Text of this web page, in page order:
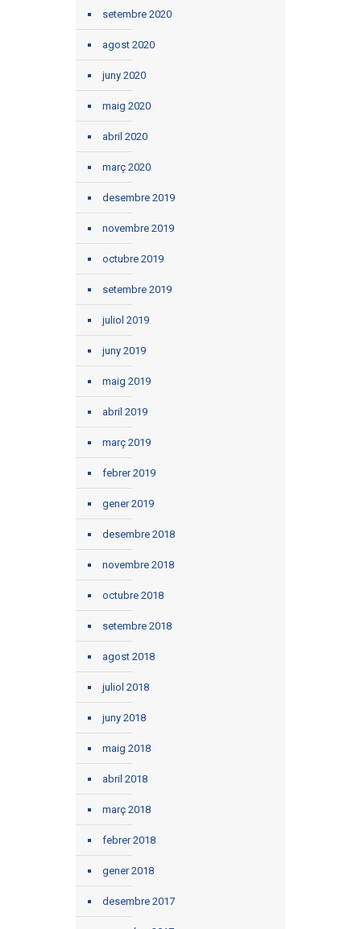
setembre 2020
agost 2020
juny 2020
maig 2020
abril 2020
març 2020
desembre 2019
novembre 2019
octubre 2019
setembre 2019
juliol 2019
juny 2019
maig 2019
abril 2019
març 2019
febrer 2019
gener 2019
desembre 2018
novembre 2018
octubre 2018
setembre 2018
agost 2018
juliol 2018
juny 2018
maig 2018
abril 2018
març 2018
febrer 2018
gener 2018
desembre 2017